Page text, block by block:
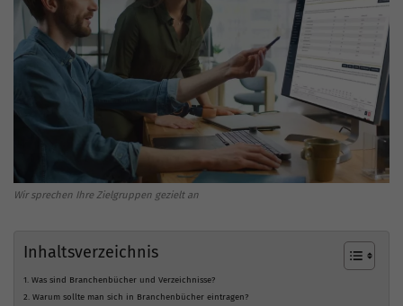
Wir sprechen Ihre Zielgruppen gezielt an
Inhaltsverzeichnis
1. Was sind Branchenbücher und Verzeichnisse?
2. Warum sollte man sich in Branchenbücher eintragen?